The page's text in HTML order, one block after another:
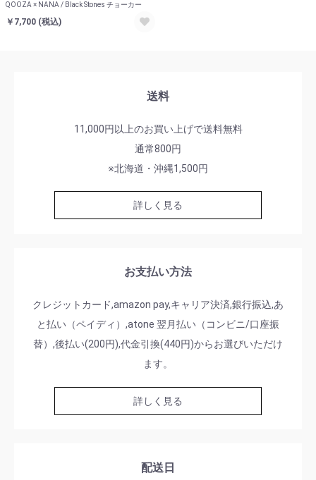
QOOZA × NANA / Black Stones チョーカー
￥7,700 (税込)
送料
11,000円以上のお買い上げで送料無料
通常800円
※北海道・沖縄1,500円
詳しく見る
お支払い方法
クレジットカード,amazon pay,キャリア決済,銀行振込,あ
と払い（ペイディ）,atone 翌月払い（コンビニ/口座振
替）,後払い(200円),代金引換(440円)からお選びいただけ
ます。
詳しく見る
配送日